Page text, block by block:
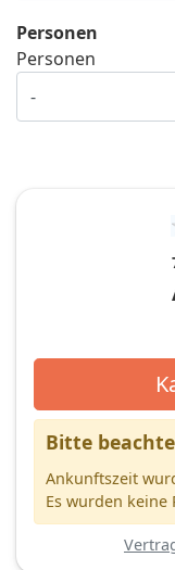
Personen
Personen
Bitte
Ankunftszeit
Es wurden keine